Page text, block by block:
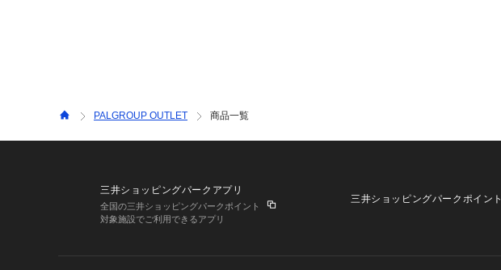
PALGROUP OUTLET 商品一覧
三井ショッピングパークアプリ
全国の三井ショッピングパークポイント
対象施設でご利用できるアプリ
三井ショッピングパークポイント